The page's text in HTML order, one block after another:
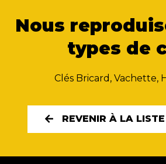
Nous
types de
Clés Bricard, Vachette,
REVENIR À LA